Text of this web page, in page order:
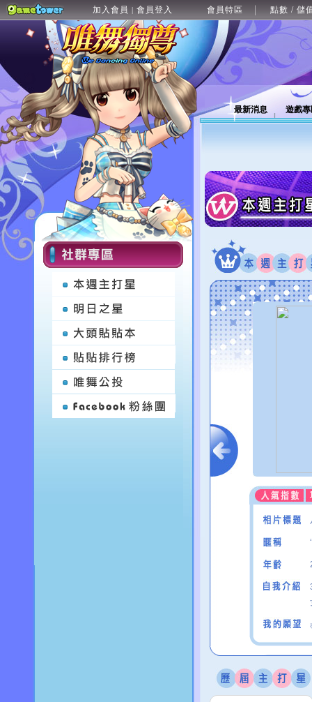
加入會員 | 會員登入 會員特區 點數 / 儲
最新消息 遊戲